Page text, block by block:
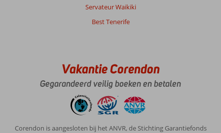
Servateur Waikiki
Best Tenerife
Vakantie Corendon
Gegarandeerd veilig boeken en betalen
Corendon is aangesloten bij het ANVR, de Stichting Garantiefonds